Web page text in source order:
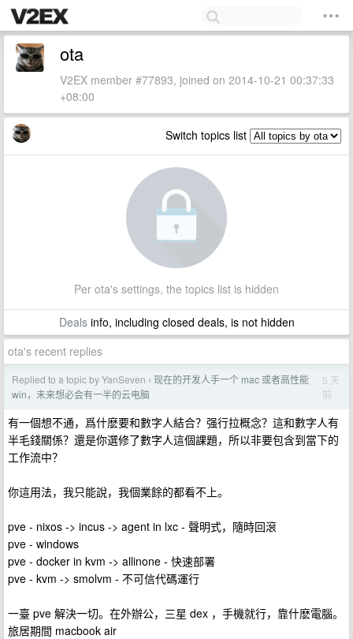
ota
V2EX member #77893, joined on 2014-10-21 00:37:33
+08:00
Switch topics list
Per ota's settings, the topics list is hidden
Dealsinfo, including closed deals, is not hidden
ota's recent replies
Replied to a topic by YanSeven › 现在的开发人手一个 mac 或者高性能
win，未来想必会有一半的云电脑
5 天
前
有一個想不通，爲什麽要和數字人結合？强行拉概念？這和數字人有
半毛錢關係？還是你選修了數字人這個課題，所以非要包含到當下的
工作流中？
你這用法，我只能說，我個業餘的都看不上。
pve - nixos -> incus -> agent in lxc - 聲明式，隨時回滾
pve - windows
pve - docker in kvm -> allinone - 快速部署
pve - kvm -> smolvm - 不可信代碼運行
一臺 pve 解決一切。在外辦公，三星 dex ，手機就行，靠什麽電腦。
旅居期間 macbook air